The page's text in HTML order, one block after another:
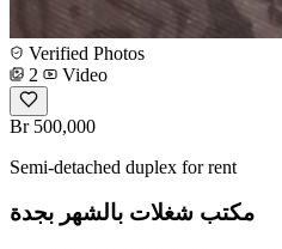
Verified Photos
2
Video
Br 500,000
Semi-detached duplex for rent
مكتب شغلات بالشهر بجدة